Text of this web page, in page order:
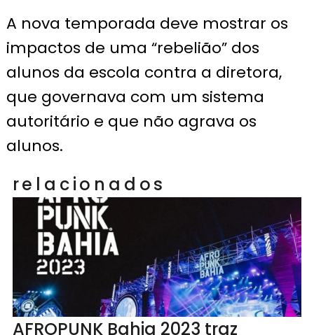
A nova temporada deve mostrar os
impactos de uma “rebelião” dos
alunos da escola contra a diretora,
que governava com um sistema
autoritário e que não agrava os
alunos.
relacionados
AFROPUNK Bahia 2023 traz